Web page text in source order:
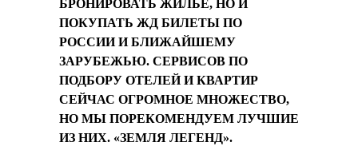
БРОНИРОВАТЬ ЖИЛЬЕ, НО И
ПОКУПАТЬ ЖД БИЛЕТЫ ПО
РОССИИ И БЛИЖАЙШЕМУ
ЗАРУБЕЖЬЮ. СЕРВИСОВ ПО
ПОДБОРУ ОТЕЛЕЙ И КВАРТИР
СЕЙЧАС ОГРОМНОЕ МНОЖЕСТВО,
НО МЫ ПОРЕКОМЕНДУЕМ ЛУЧШИЕ
ИЗ НИХ. «ЗЕМЛЯ ЛЕГЕНД».